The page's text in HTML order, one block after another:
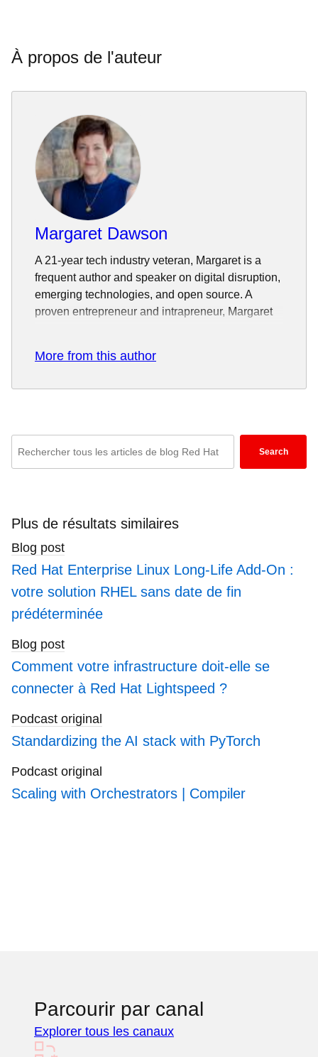
À propos de l'auteur
Margaret Dawson
A 21-year tech industry veteran, Margaret is a
frequent author and speaker on digital disruption,
emerging technologies, and open source. A
proven entrepreneur and intrapreneur, Margaret
including Amazon, Microsoft and HP. Prior to Red
More from this author
search
blogs
Search
Plus de résultats similaires
Blog post
Red Hat Enterprise Linux Long-Life Add-On :
votre solution RHEL sans date de fin
prédéterminée
Blog post
Comment votre infrastructure doit-elle se
connecter à Red Hat Lightspeed ?
Podcast original
Standardizing the AI stack with PyTorch
Podcast original
Scaling with Orchestrators | Compiler
Parcourir par canal
Explorer tous les canaux